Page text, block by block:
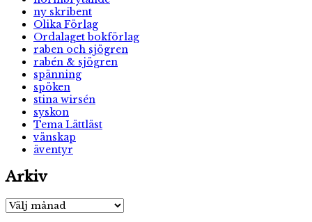
ny skribent
Olika Förlag
Ordalaget bokförlag
raben och sjögren
rabén & sjögren
spänning
spöken
stina wirsén
syskon
Tema Lättläst
vänskap
äventyr
Arkiv
Arkiv